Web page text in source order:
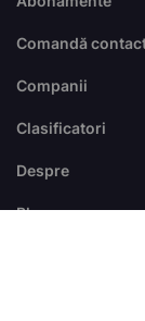
Comandă
Companii
Clasificatori
Despre
Blog